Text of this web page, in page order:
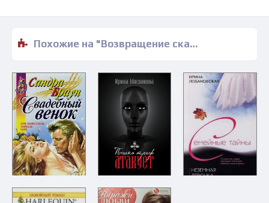
Похожие на "Возвращение сказочной феи - Эмма Дарси" книги читать бесплатно полные версии